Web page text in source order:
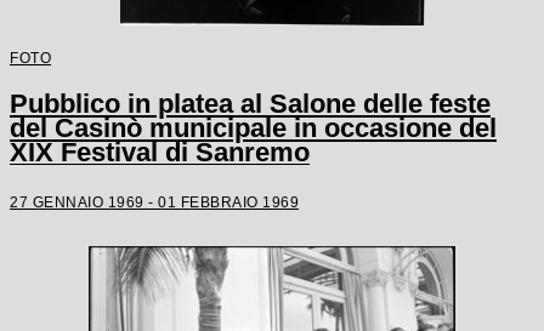
FOTO
Pubblico in platea al Salone delle feste
del Casinò municipale in occasione del
XIX Festival di Sanremo
27 GENNAIO 1969 - 01 FEBBRAIO 1969